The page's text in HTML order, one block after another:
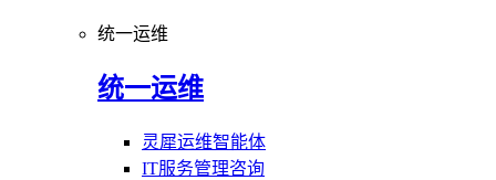
统一运维
统一运维
灵犀运维智能体
IT服务管理咨询